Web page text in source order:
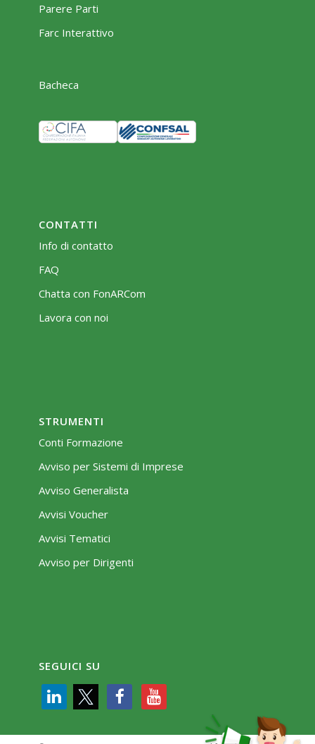
Parere Parti
Farc Interattivo
Bacheca
CONTATTI
Info di contatto
FAQ
Chatta con FonARCom
Lavora con noi
STRUMENTI
Conti Formazione
Avviso per Sistemi di Imprese
Avviso Generalista
Avvisi Voucher
Avvisi Tematici
Avviso per Dirigenti
SEGUICI SU